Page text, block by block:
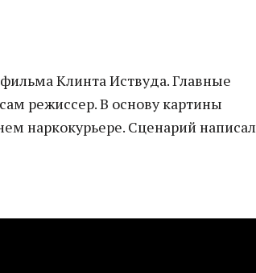
Клинта Иствуда. Главные
режиссер. В основу картины
наркокурьере. Сценарий написал